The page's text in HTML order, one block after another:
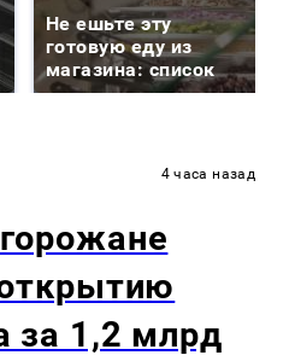
Не ешьте эту
готовую еду из
магазина: список
4 часа назад
за 1,2 млрд